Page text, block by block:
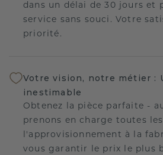
dans un délai de 30 jours et
service sans souci. Votre
priorité.
Votre vision, notre métier :
inestimable
Obtenez la pièce parfaite -
prenons en charge toutes
l'approvisionnement à la
vous garantir le prix le plus